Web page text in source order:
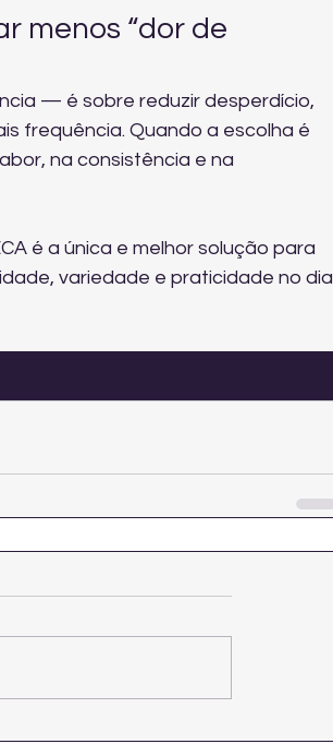
menos “dor de
— é sobre reduzir desperdício,
frequência. Quando a escolha é
na consistência e na
é a única e melhor solução para
variedade e praticidade no dia